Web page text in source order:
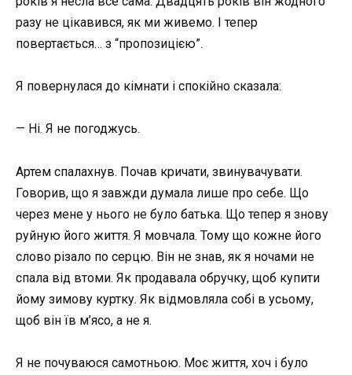
разу не цікавився, як ми живемо. І тепер
повертається… з “пропозицією”.
Я повернулася до кімнати і спокійно сказала:
— Ні. Я не погоджусь.
Артем спалахнув. Почав кричати, звинувачувати.
Говорив, що я завжди думала лише про себе. Що
через мене у нього не було батька. Що тепер я знову
руйную його життя. Я мовчала. Тому що кожне його
слово різало по серцю. Він не знав, як я ночами не
спала від втоми. Як продавала обручку, щоб купити
йому зимову куртку. Як відмовляла собі в усьому,
щоб він їв м’ясо, а не я.
Я не почуваюся самотньою. Моє життя, хоч і було